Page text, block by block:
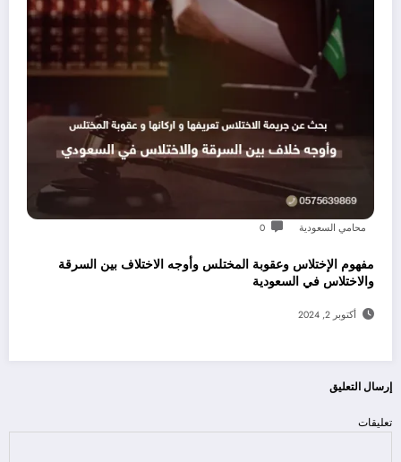
محامي السعودية 0
مفهوم الإختلاس وعقوبة المختلس وأوجه الاختلاف بين السرقة
والاختلاس في السعودية
أكتوبر 2, 2024
إرسال التعليق
تعليقات